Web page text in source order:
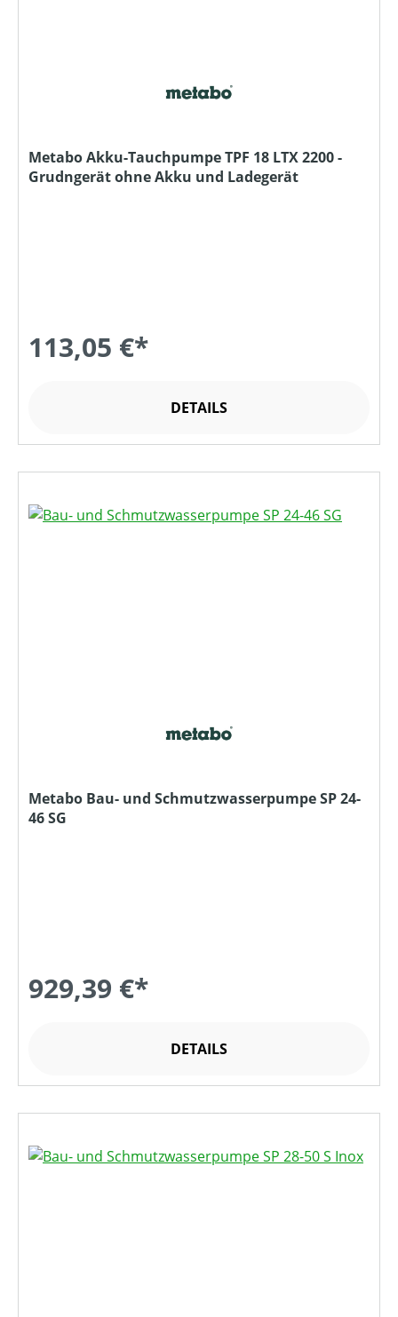
Metabo Akku-Tauchpumpe TPF 18 LTX 2200 -
Grudngerät ohne Akku und Ladegerät
113,05 €*
DETAILS
Metabo Bau- und Schmutzwasserpumpe SP 24-
46 SG
929,39 €*
DETAILS